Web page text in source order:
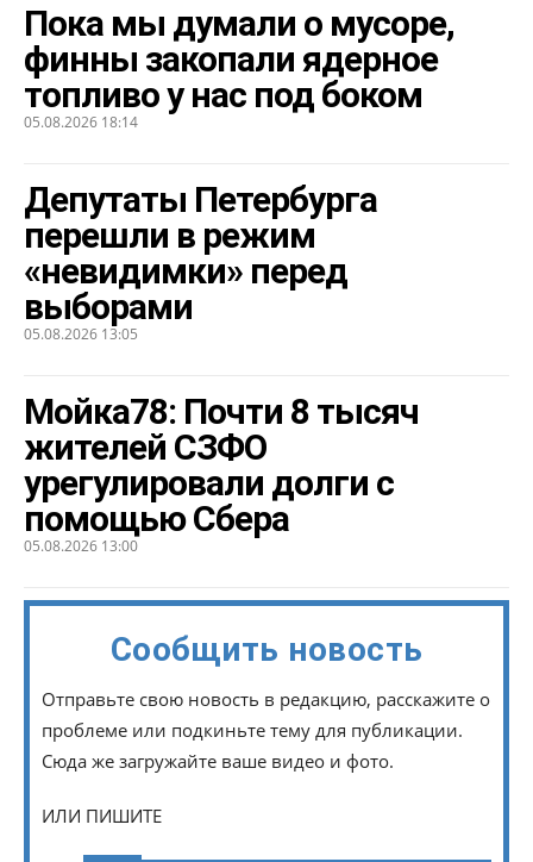
Пока мы думали о мусоре,
финны закопали ядерное
топливо у нас под боком
05.08.2026 18:14
Депутаты Петербурга
перешли в режим
«невидимки» перед
выборами
05.08.2026 13:05
Мойка78: Почти 8 тысяч
жителей СЗФО
урегулировали долги с
помощью Сбера
05.08.2026 13:00
Сообщить новость
Отправьте свою новость в редакцию, расскажите о
проблеме или подкиньте тему для публикации.
Сюда же загружайте ваше видео и фото.
ИЛИ ПИШИТЕ